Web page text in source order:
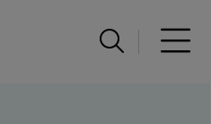
Suchleiste